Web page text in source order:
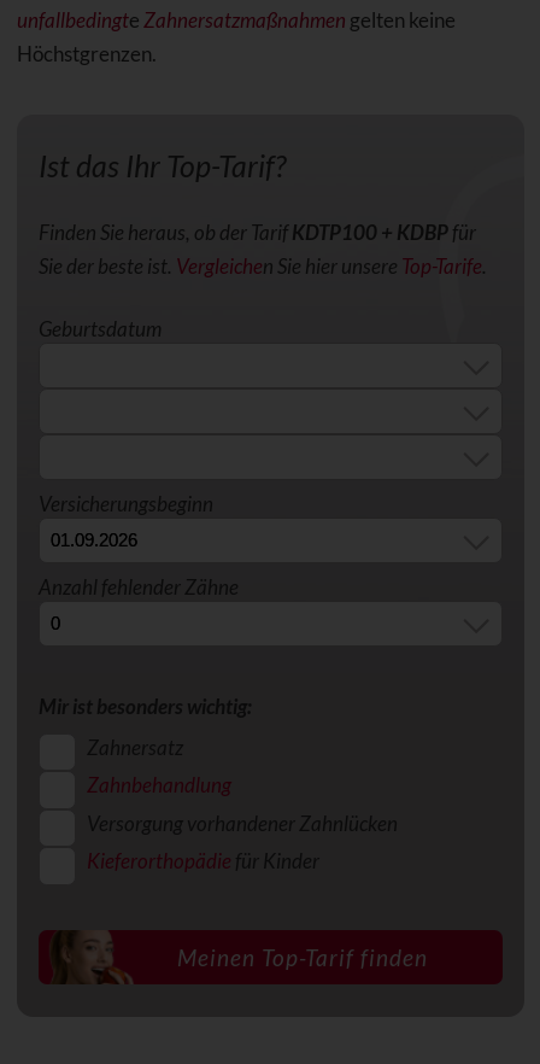
unfallbedingte Zahnersatzmaßnahmen gelten keine
Höchstgrenzen.
Ist das Ihr Top-Tarif?
Finden Sie heraus, ob der TarifKDTP100 + KDBPfür
Sie der beste ist. Vergleichen Sie hier unsere Top-Tarife.
Geburtsdatum
Versicherungsbeginn
Anzahl fehlender Zähne
Mir ist besonders wichtig:
Zahnersatz
Zahnbehandlung
Versorgung vorhandener Zahnlücken
Kieferorthopädie für Kinder